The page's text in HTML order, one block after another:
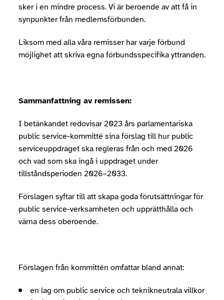
sker i en mindre process. Vi är beroende av att få in
synpunkter från medlemsförbunden.
Liksom med alla våra remisser har varje förbund
möjlighet att skriva egna förbundsspecifika yttranden.
Sammanfattning av remissen:
I betänkandet redovisar 2023 års parlamentariska
public service-kommitté sina förslag till hur public
serviceuppdraget ska regleras från och med 2026
och vad som ska ingå i uppdraget under
tillståndsperioden 2026–2033.
Förslagen syftar till att skapa goda förutsättningar för
public service-verksamheten och upprätthålla och
värna dess oberoende.
Förslagen från kommittén omfattar bland annat:
en lag om public service och teknikneutrala villkor